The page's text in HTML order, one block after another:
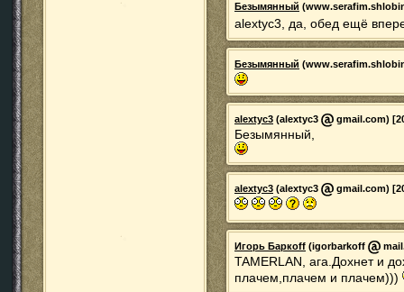
Безымянный
alextyc3, да, обед ещё
Безымянный
alextyc3 (alextyc3 gmail.com)
Безымянный,
alextyc3 (alextyc3 gmail.com)
Игорь Баркoff (igorbarkoff
TAMERLAN, ага.Дохнет и
плачем,плачем и плачем)))